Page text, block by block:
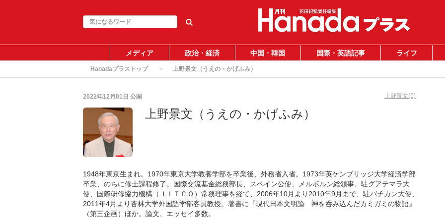
メディア 政治・経済 中国・韓国 国際・英語記事 ライフ
Hanadaプラストップ 上野景文（うえの・かげふみ）
2022年12月01日 公開 上野景文(6)
上野景文（うえの・かげふみ）
1948年東京生まれ。1970年東京大学教養学部を卒業後、外務省入省。1973年英ケンブリッジ大学経済学部
卒業、のちに修士課程修了。国際交流基金総務部長、スペイン公使、メルボルン総領事、駐グアテマラ大
使、国際研修協力機構（ＪＩＴＣＯ）常務理事を経て、2006年10月より2010年9月まで、駐バチカン大使、
2011年4月より杏林大学外国語学部客員教授。著書に『現代日本文明論 神を呑み込んだカミガミの物語』
（第三企画）ほか。論文、エッセイ多数。